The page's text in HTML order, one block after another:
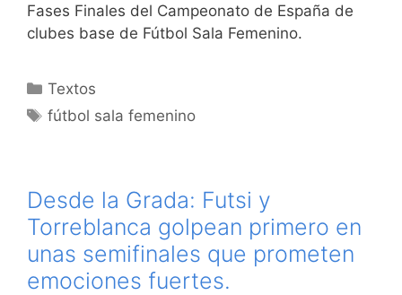
Fases Finales del Campeonato de España de
clubes base de Fútbol Sala Femenino.
Categorías
Textos
Etiquetas
fútbol sala femenino
Desde la Grada: Futsi y
Torreblanca golpean primero en
unas semifinales que prometen
emociones fuertes.